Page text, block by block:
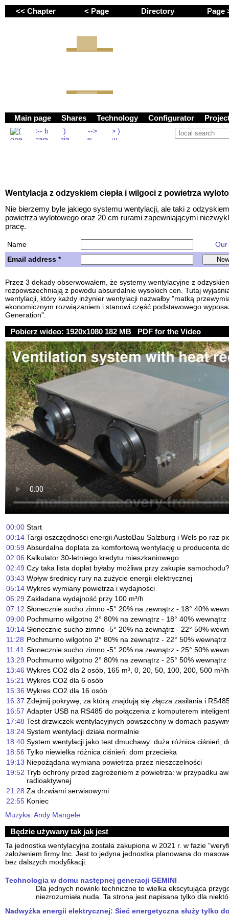
Wentylacja z odzyskiem ciepła i wilgoci z powietrza
Nie bierzemy byle jakiego systemu wentylacji, ale taki z
powietrza wylotowego oraz 20 cm rurami zapewniającymi
pracę.
Name
Our
Email address *
Przez 3 dekady obserwowałem, że systemy wentylacyjne z
rozpowszechniają z powodu absurdalnie wysokich cen. Tutaj
wentylacji, który każdy inżynier wentylacji nazwałby "matką
ekonomicznym rozwiązaniem i stanowi część podstawowego
Generation".
Pobierz wideo: 1920x1080 182 MB PDF for the Video
00:00 Start
00:14 Targi oszczędności energii AustoBau Salzburg i Wels po raz
00:59 Absurdalna dopłata za komfortową wentylację u producenta
02:06 Kalkulator 30-letniego kredytu mieszkaniowego
02:49 Czy taka lista dopłat byłaby możliwa przy zakupie samochodu?
03:43 Wpływ średnicy rury na zużycie energii elektrycznej
05:14 Wykres wymiany powietrza i wydajności
06:29 Zakładana wydajność przy 100 m³/h
07:12 Słonecznie sucho zimno -5° 20% na zewnątrz - 18° 40%
09:00 Pochmurno wilgotno 2° 80% na zewnątrz - 18° 40% wewnątrz
10:14 Słonecznie sucho zimno -5° 20% na zewnątrz - 22° 50%
11:28 Pochmurno wilgotno 2° 80% na zewnątrz - 22° 50% wewnątrz
11:41 Słonecznie sucho zimno -5° 20% na zewnątrz - 25° 50%
13:29 Pochmurno wilgotno 2° 80% na zewnątrz - 25° 50% wewnątrz
13:46 Wykres CO2 dla 2 osób, 165 m³, 0, 20, 50, 100, 200, 500 m³/h
15:21 Wykres CO2 dla 6 osób
15:36 Wykres CO2 dla 16 osób
16:37 Zdejmij pokrywę, za którą znajdują się złącza zasilania i
16:57 Adapter USB na RS485 do połączenia z komputerem
17:48 Test drzwiczek wentylacyjnych powszechny w domach
18:24 System wentylacji działa normalnie
18:40 System wentylacji jako test dmuchawy: duża różnica ciśnień,
18:56 Tylko niewielka różnica ciśnień: dom przecieka
19:13 Niepożądana wymiana powietrza przez nieszczelności
19:52 Tryb ochrony przed zagrożeniem z powietrza: w przypadku
radioaktywnej
21:28 Za drzwiami serwisowymi
22:55 Koniec
Muzyka: Andy Mangele
Będzie używany tak jak jest
Ta jednostka wentylacyjna została zakupiona w 2021 r. w fazie
założeniem firmy Inc. Jest to jedyna jednostka planowana do
bez dalszych modyfikacji.
<< Chapter < Page Directory
Main page Shares Technology Configurator
Technologia w domu następnej generacji GEMINI
Dla jednych nowinki techniczne to wielka ekscytująca
niezrozumiała nuda. Ta strona jest napisana tylko dla
Nadwyżka energii elektrycznej: Sieć energetyczna służy tylko